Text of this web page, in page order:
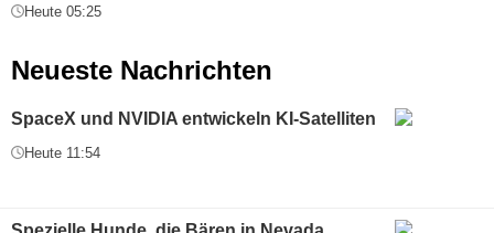
Heute 05:25
Neueste Nachrichten
SpaceX und NVIDIA entwickeln KI-Satelliten
Heute 11:54